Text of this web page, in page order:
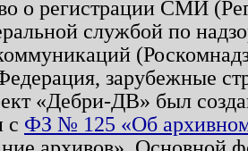
о регистрации СМИ
службой по
зарубежные
«Дебри-ДВ» был
с ФЗ № 125 «Об